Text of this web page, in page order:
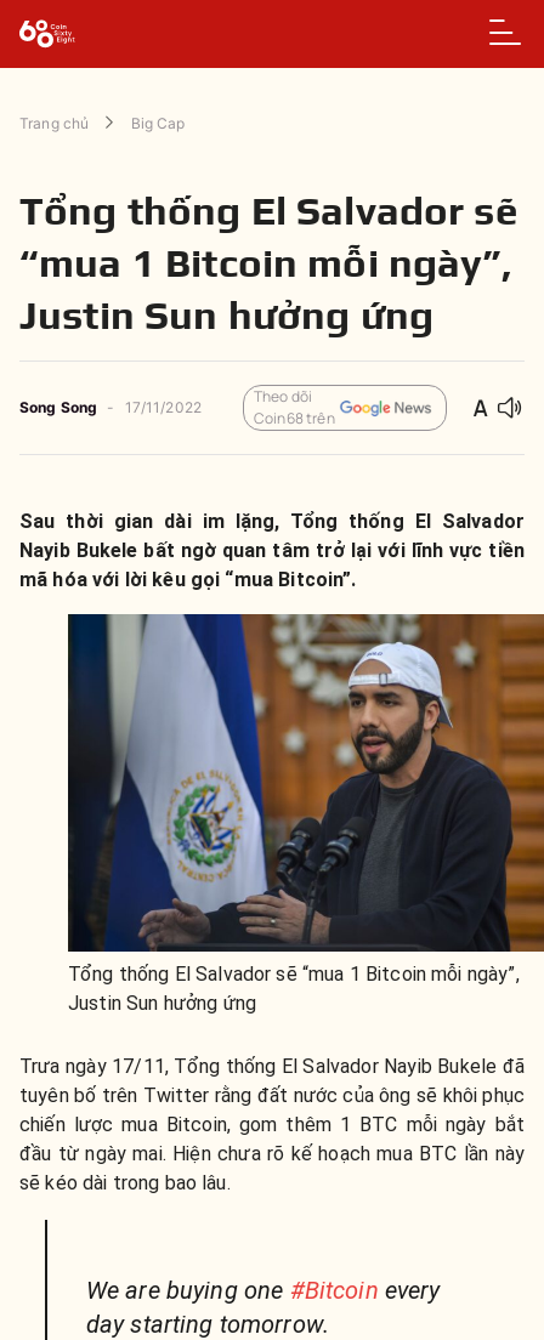
Trang chủ Big Cap
Tổng thống El Salvador sẽ
“mua 1 Bitcoin mỗi ngày”,
Justin Sun hưởng ứng
Song Song - 17/11/2022
Theo dõi
Coin68 trên
Sau thời gian dài im lặng, Tổng thống El Salvador
Nayib Bukele bất ngờ quan tâm trở lại với lĩnh vực tiền
mã hóa với lời kêu gọi “mua Bitcoin”.
Tổng thống El Salvador sẽ “mua 1 Bitcoin mỗi ngày”,
Justin Sun hưởng ứng
Trưa ngày 17/11, Tổng thống El Salvador Nayib Bukele đã
tuyên bố trên Twitter rằng đất nước của ông sẽ khôi phục
chiến lược mua Bitcoin, gom thêm 1 BTC mỗi ngày bắt
đầu từ ngày mai. Hiện chưa rõ kế hoạch mua BTC lần này
sẽ kéo dài trong bao lâu.
We are buying one #Bitcoin every
day starting tomorrow.